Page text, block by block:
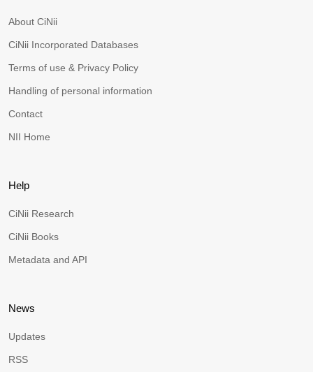
About CiNii
CiNii Incorporated Databases
Terms of use & Privacy Policy
Handling of personal information
Contact
NII Home
Help
CiNii Research
CiNii Books
Metadata and API
News
Updates
RSS